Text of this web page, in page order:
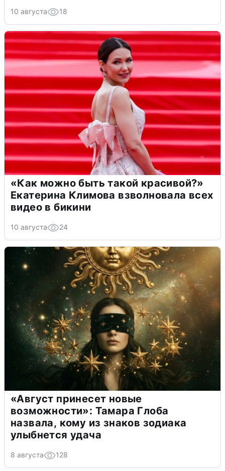
10 августа 18
«Как можно быть такой красивой?»
Екатерина Климова взволновала всех
видео в бикини
10 августа 24
«Август принесет новые
возможности»: Тамара Глоба
назвала, кому из знаков зодиака
улыбнется удача
8 августа 128